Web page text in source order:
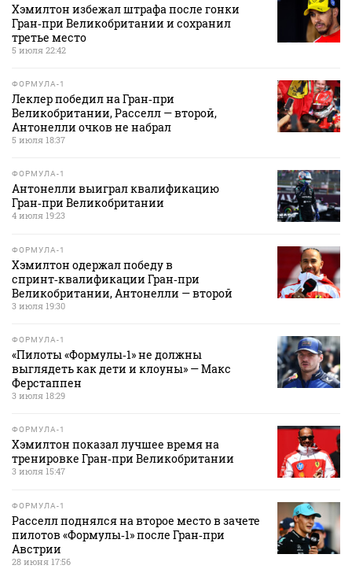
Хэмилтон избежал штрафа после гонки
Гран‑при Великобритании и сохранил
третье место
5 июля 22:42
ФОРМУЛА-1
Леклер победил на Гран‑при
Великобритании, Расселл — второй,
Антонелли очков не набрал
5 июля 18:37
ФОРМУЛА-1
Антонелли выиграл квалификацию
Гран‑при Великобритании
4 июля 19:23
ФОРМУЛА-1
Хэмилтон одержал победу в
спринт‑квалификации Гран‑при
Великобритании, Антонелли — второй
3 июля 19:30
ФОРМУЛА-1
«Пилоты «Формулы‑1» не должны
выглядеть как дети и клоуны» — Макс
Ферстаппен
3 июля 18:29
ФОРМУЛА-1
Хэмилтон показал лучшее время на
тренировке Гран‑при Великобритании
3 июля 15:47
ФОРМУЛА-1
Расселл поднялся на второе место в зачете
пилотов «Формулы‑1» после Гран‑при
Австрии
28 июня 17:56